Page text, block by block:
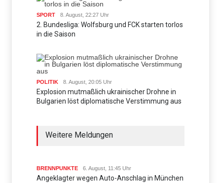
SPORT 8. August, 22:27 Uhr
2. Bundesliga: Wolfsburg und FCK starten torlos
in die Saison
POLITIK 8. August, 20:05 Uhr
Explosion mutmaßlich ukrainischer Drohne in
Bulgarien löst diplomatische Verstimmung aus
Weitere Meldungen
BRENNPUNKTE 6. August, 11:45 Uhr
Angeklagter wegen Auto-Anschlag in München